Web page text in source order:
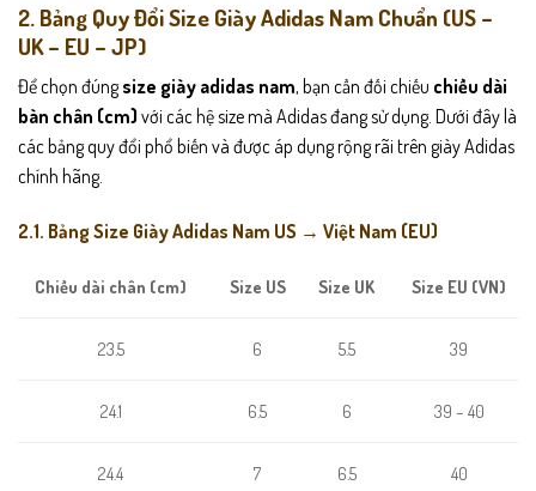
2. Bảng Quy Đổi Size Giày Adidas Nam Chuẩn (US –
UK – EU – JP)
Để chọn đúngsize giày adidas nam, bạn cần đối chiếu chiều dài
bàn chân (cm) với các hệ size mà Adidas đang sử dụng. Dưới đây là
các bảng quy đổi phổ biến và được áp dụng rộng rãi trên giày Adidas
chính hãng.
2.1. Bảng Size Giày Adidas Nam US → Việt Nam (EU)
Chiều dài chân (cm) Size US Size UK Size EU (VN)
23.5 6 5.5 39
24.1 6.5 6 39 – 40
24.4 7 6.5 40